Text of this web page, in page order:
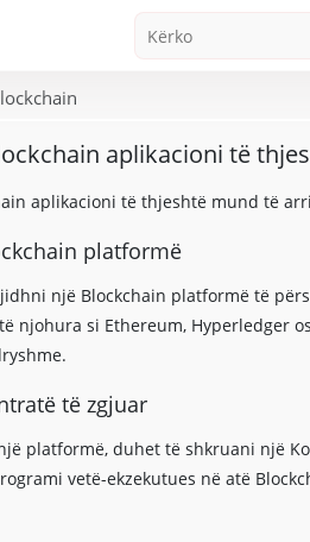
aplikacioni të
aplikacioni të thjeshtë mund të
platformë
një Blockchain platformë të
njohura si Ethereum, Hyperledger
të zgjuar
platformë, duhet të shkruani një
vetë-ekzekutues në atë